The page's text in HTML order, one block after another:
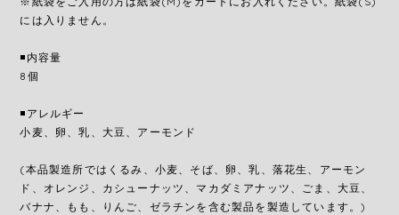
には入りません。
◾️内容量
8個
◾️アレルギー
小麦、卵、乳、大豆、アーモンド
(本品製造所ではくるみ、小麦、そば、卵、乳、落花生、アーモン
ド、オレンジ、カシューナッツ、マカダミアナッツ、ごま、大豆、
バナナ、もも、りんご、ゼラチンを含む製品を製造しています。)